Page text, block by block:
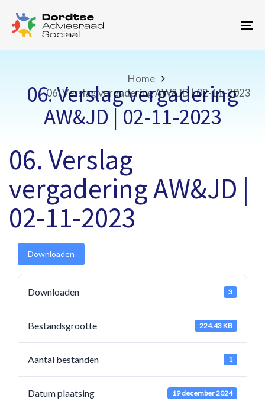
links
primary
navigation
content06. Verslag vergadering
AW&JD | 02-11-2023
Home
06. Verslag vergadering AW&JD | 02-11-2023
06. Verslag
vergadering AW&JD |
02-11-2023
Downloaden
Downloaden 3
Bestandsgrootte 224.43 KB
Aantal bestanden 1
Datum plaatsing 19 december 2024